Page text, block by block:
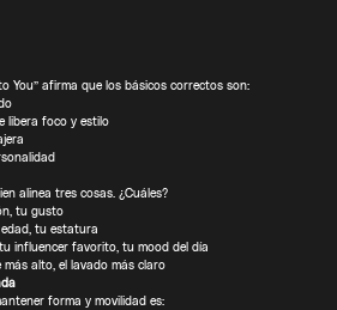
You” afirma que los básicos correctos son:
libera foco y estilo
alinea tres cosas. ¿Cuáles?
tu gusto
tu estatura
influencer favorito, tu mood del día
más alto, el lavado más claro
forma y movilidad es: